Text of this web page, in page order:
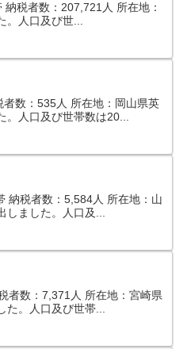
税者数：207,721人 所在地：
人口及び世...
数：535人 所在地：岡山県英
人口及び世帯数は20...
納税者数：5,584人 所在地：山
ました。人口及...
者数：7,371人 所在地：宮崎県
。人口及び世帯...